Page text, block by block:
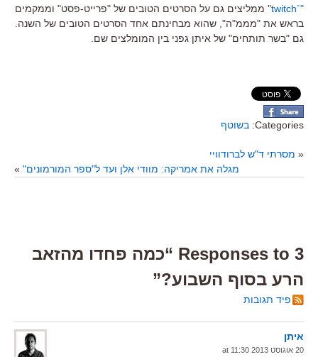
"`twitch
" ממליצים גם על הסרטים הטובים של "פרייט-פסט" וממקמים
בראש את "מממ"ה", שהוא מבחינתם אחד הסרטים הטובים של השנה.
גם "בשר תותחים" של איתן גפני בין המומלצים שם.
Categories: בשוטף
« מסרתי ד"ש לברודוויי
מגלה את אמריקה: מוודי אלן ועד ל"ספר המורמונים" »
3 Responses to “כמה פחדו מהזאב
הרע בסוף השבוע?”
פיד תגובות
איתן
20 אוגוסט 2013 at 11:30